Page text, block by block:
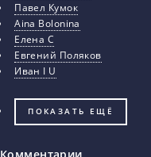
Павел Кумок
Aina Bolonina
Елена С
Евгений Поляков
Иван I U
ПОКАЗАТЬ ЕЩЁ
Комментарии